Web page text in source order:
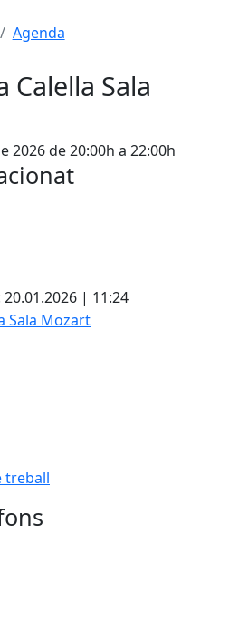
Agenda
Calella Sala
2026 de 20:00h a 22:00h
| 11:24
Mozart
treball